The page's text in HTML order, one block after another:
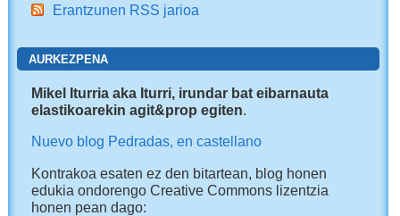
Erantzunen RSS jarioa
AURKEZPENA
Mikel Iturria aka Iturri, irundar bat eibarnauta
elastikoarekin agit&prop egiten.
Nuevo blog Pedradas, en castellano
Kontrakoa esaten ez den bitartean, blog honen
edukia ondorengo Creative Commons lizentzia
honen pean dago: